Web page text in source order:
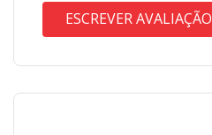
ESCREVER AVALIAÇÃO